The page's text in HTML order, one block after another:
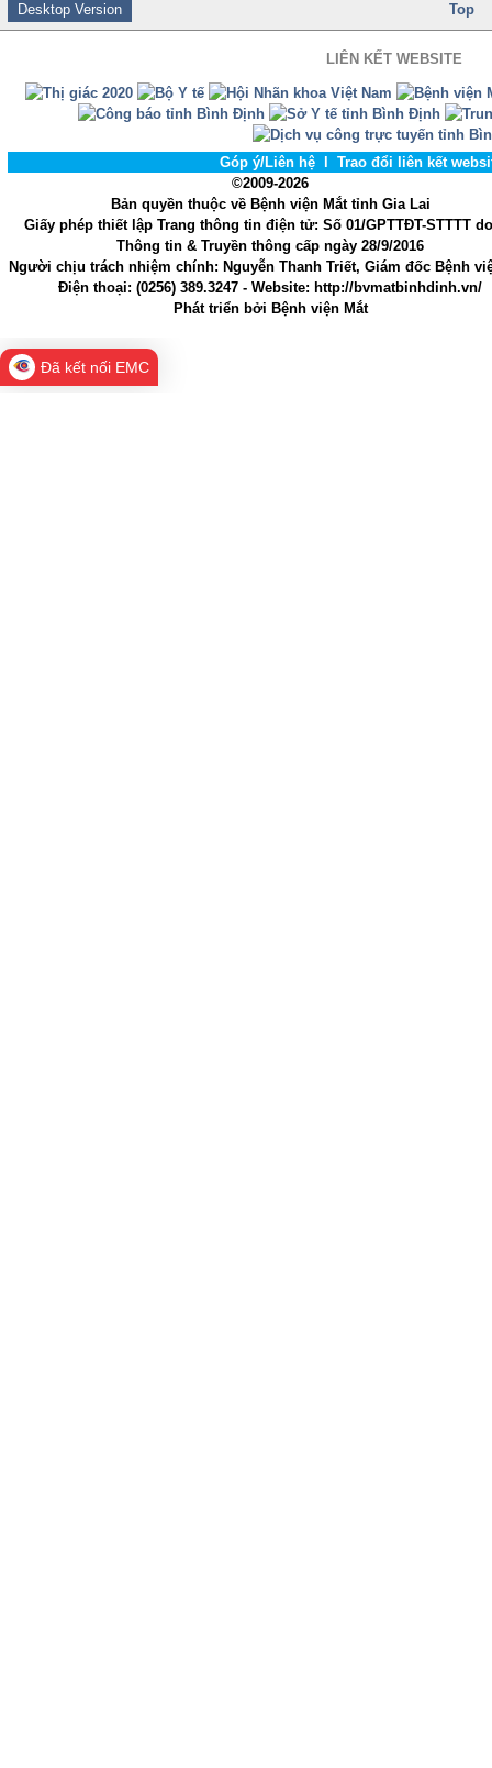
Desktop Version Top
LIÊN KẾT WEBSITE
Góp ý/Liên hệ
Trao đổi liên kết
©2009-2026
Bản quyền thuộc về Bệnh viện Mắt tỉnh Gia Lai
Giấy phép thiết lập Trang thông tin điện tử: Số 01/GPTTĐT-STTTT
Thông tin & Truyền thông cấp ngày 28/9/2016
Người chịu trách nhiệm chính: Nguyễn Thanh Triết, Giám đốc Bệnh
Điện thoại:(0256) 389.3247- Website: http://bvmatbinhdinh.vn/
Phát triển bởi Bệnh viện Mắt
Đã kết nối EMC